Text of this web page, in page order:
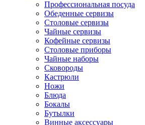
Профессиональная посуда
Обеденные сервизы
Столовые сервизы
Чайные сервизы
Кофейные сервизы
Столовые приборы
Чайные наборы
Сковороды
Кастрюли
Ножи
Блюда
Бокалы
Бутылки
Винные аксессуары